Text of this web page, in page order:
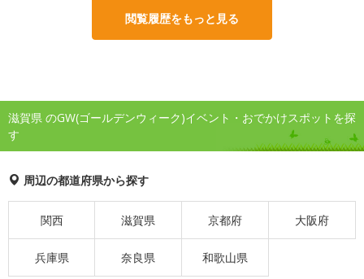
閲覧履歴をもっと見る
滋賀県 のGW(ゴールデンウィーク)イベント・おでかけスポットを探
す
周辺の都道府県から探す
関西 滋賀県 京都府 大阪府
兵庫県 奈良県 和歌山県